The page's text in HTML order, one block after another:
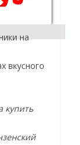
на
вкусного
купить